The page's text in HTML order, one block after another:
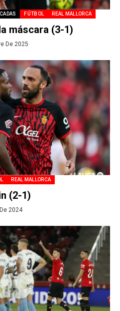
FÚTBOL REAL MALLORCA
máscara (3-1)
De 2025
REAL MALLORCA
(2-1)
2024